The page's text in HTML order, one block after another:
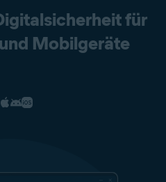
für
Mobilgeräte